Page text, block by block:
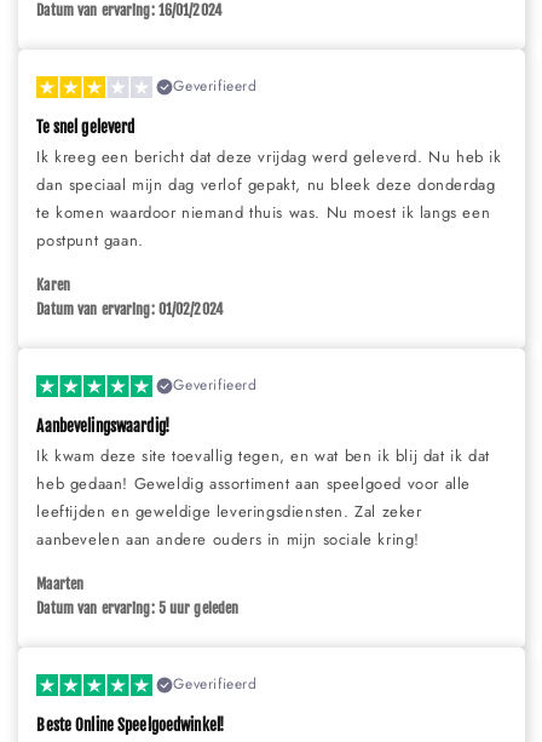
Datum van ervaring: 16/01/2024
Geverifieerd
Te snel geleverd
Ik kreeg een bericht dat deze vrijdag werd geleverd. Nu heb ik
dan speciaal mijn dag verlof gepakt, nu bleek deze donderdag
te komen waardoor niemand thuis was. Nu moest ik langs een
postpunt gaan.
Karen
Datum van ervaring: 01/02/2024
Geverifieerd
Aanbevelingswaardig!
Ik kwam deze site toevallig tegen, en wat ben ik blij dat ik dat
heb gedaan! Geweldig assortiment aan speelgoed voor alle
leeftijden en geweldige leveringsdiensten. Zal zeker
aanbevelen aan andere ouders in mijn sociale kring!
Maarten
Datum van ervaring: 5 uur geleden
Geverifieerd
Beste Online Speelgoedwinkel!